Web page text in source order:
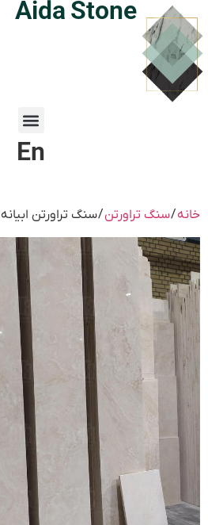
Aida Stone
En
خانه/سنگ تراورتن/ سنگ تراورتن ابیانه